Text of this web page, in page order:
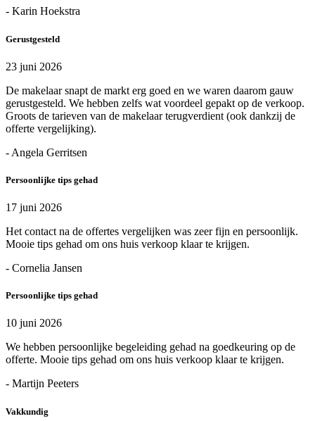
- Karin Hoekstra
Gerustgesteld
23 juni 2026
De makelaar snapt de markt erg goed en we waren daarom gauw
gerustgesteld. We hebben zelfs wat voordeel gepakt op de verkoop.
Groots de tarieven van de makelaar terugverdient (ook dankzij de
offerte vergelijking).
- Angela Gerritsen
Persoonlijke tips gehad
17 juni 2026
Het contact na de offertes vergelijken was zeer fijn en persoonlijk.
Mooie tips gehad om ons huis verkoop klaar te krijgen.
- Cornelia Jansen
Persoonlijke tips gehad
10 juni 2026
We hebben persoonlijke begeleiding gehad na goedkeuring op de
offerte. Mooie tips gehad om ons huis verkoop klaar te krijgen.
- Martijn Peeters
Vakkundig